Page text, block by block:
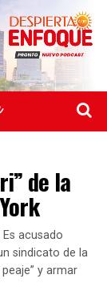
de la
Es acusado
sindicato de la
y armar